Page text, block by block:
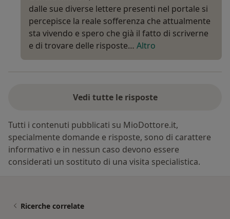
dalle sue diverse lettere presenti nel portale si
percepisce la reale sofferenza che attualmente
sta vivendo e spero che già il fatto di scriverne
e di trovare delle risposte… Altro
Vedi tutte le risposte
Tutti i contenuti pubblicati su MioDottore.it,
specialmente domande e risposte, sono di carattere
informativo e in nessun caso devono essere
considerati un sostituto di una visita specialistica.
Ricerche correlate